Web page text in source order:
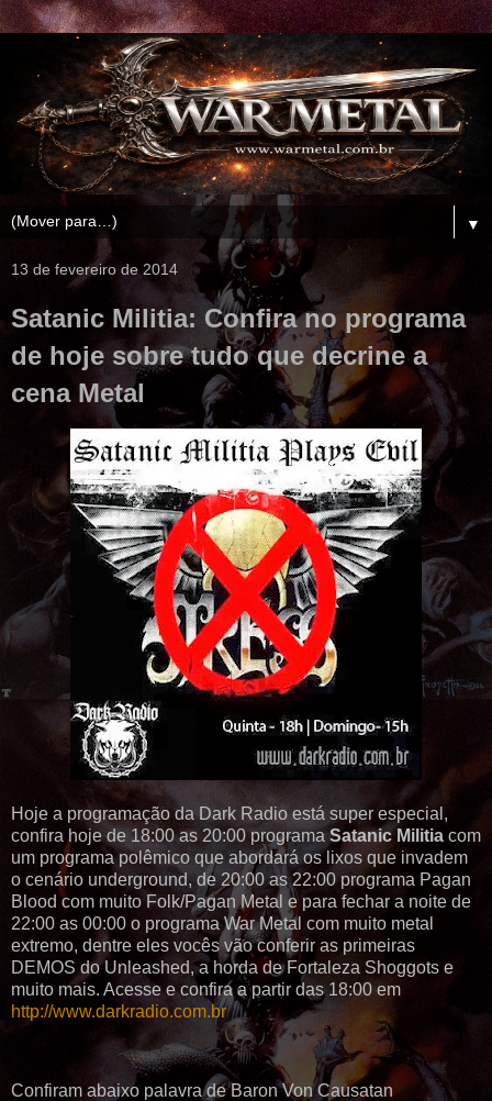
▼
13 de fevereiro de 2014
Satanic Militia: Confira no programa
de hoje sobre tudo que decrine a
cena Metal
Hoje a programação da Dark Radio está super especial,
confira hoje de 18:00 as 20:00 programa Satanic Militia com
um programa polêmico que abordará os lixos que invadem
o cenário underground, de 20:00 as 22:00 programa Pagan
Blood com muito Folk/Pagan Metal e para fechar a noite de
22:00 as 00:00 o programa War Metal com muito metal
extremo, dentre eles vocês vão conferir as primeiras
DEMOS do Unleashed, a horda de Fortaleza Shoggots e
muito mais. Acesse e confira a partir das 18:00 em
http://www.darkradio.com.br
Confiram abaixo palavra de Baron Von Causatan